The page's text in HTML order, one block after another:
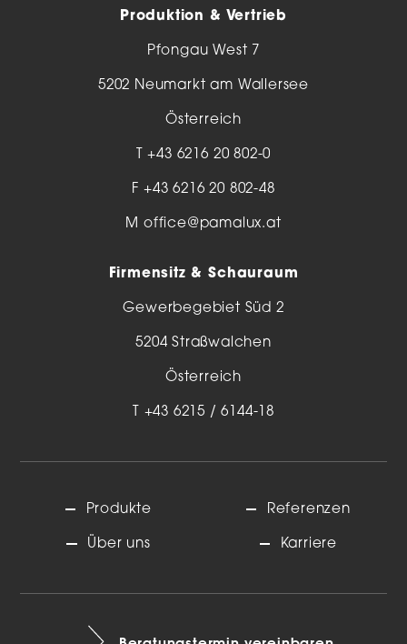
Produktion & Vertrieb
Pfongau West 7
5202 Neumarkt am Wallersee
Österreich
T+43 6216 20 802-0
F +43 6216 20 802-48
M office@pamalux.at
Firmensitz & Schauraum
Gewerbegebiet Süd 2
5204 Straßwalchen
Österreich
+43 6215 / 6144-18
Produkte
Über uns
Referenzen
Karriere